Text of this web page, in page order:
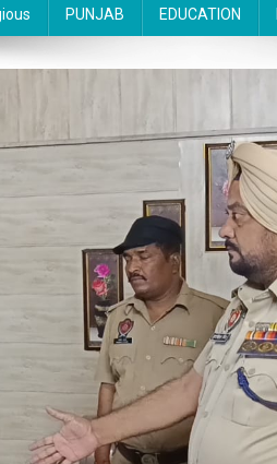
PUNJAB EDUCATION